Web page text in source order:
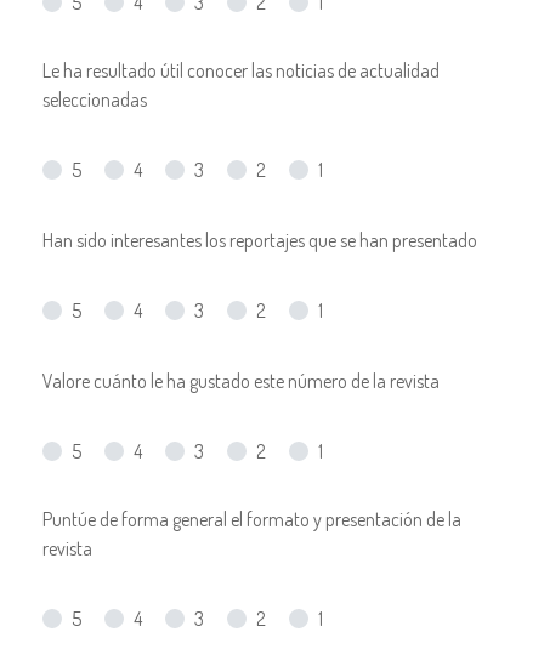
Le ha resultado útil conocer las noticias de actualidad
seleccionadas
5 4 3 2 1
Han sido interesantes los reportajes que se han presentado
5 4 3 2 1
Valore cuánto le ha gustado este número de la revista
5 4 3 2 1
Puntúe de forma general el formato y presentación de la
revista
5 4 3 2 1